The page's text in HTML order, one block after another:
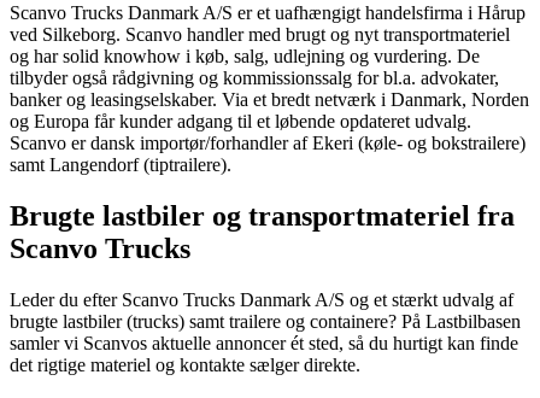
Scanvo Trucks Danmark A/S er et uafhængigt handelsfirma i Hårup
ved Silkeborg. Scanvo handler med brugt og nyt transportmateriel
og har solid knowhow i køb, salg, udlejning og vurdering. De
tilbyder også rådgivning og kommissionssalg for bl.a. advokater,
banker og leasingselskaber. Via et bredt netværk i Danmark, Norden
og Europa får kunder adgang til et løbende opdateret udvalg.
Scanvo er dansk importør/forhandler af Ekeri (køle- og bokstrailere)
samt Langendorf (tiptrailere).
Brugte lastbiler og transportmateriel fra
Scanvo Trucks
Leder du efter Scanvo Trucks Danmark A/S og et stærkt udvalg af
brugte lastbiler (trucks) samt trailere og containere? På Lastbilbasen
samler vi Scanvos aktuelle annoncer ét sted, så du hurtigt kan finde
det rigtige materiel og kontakte sælger direkte.